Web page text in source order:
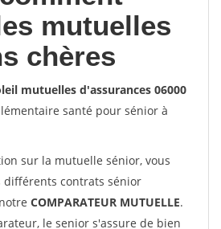
mutuelles
chères
mutuelles d'assurances 06000
santé pour sénior à
sur la mutuelle sénior, vous
différents contrats sénior
COMPARATEUR MUTUELLE.
le senior s'assure de bien